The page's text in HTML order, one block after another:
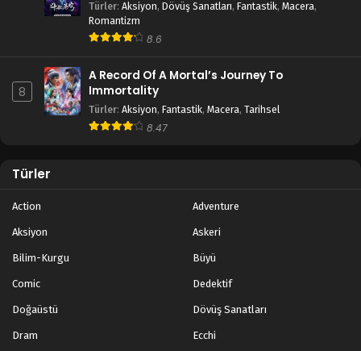
Türler: Aksiyon, Dövüş Sanatları, Fantastik, Macera,
Romantizm
8.6
8
A Record Of A Mortal’s Journey To
Immortality
Türler: Aksiyon, Fantastik, Macera, Tarihsel
8.47
Türler
Action Adventure
Aksiyon Askeri
Bilim-Kurgu Büyü
Comic Dedektif
Doğaüstü Dövüş Sanatları
Dram Ecchi